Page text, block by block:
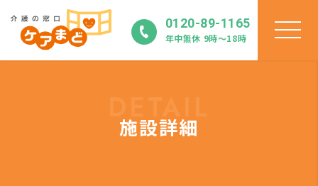
0120-89-1165
年中無休 9時〜18時
施設詳細